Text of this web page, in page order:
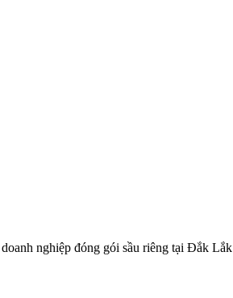
nghiệp đóng gói sầu riêng tại Đắk Lắk